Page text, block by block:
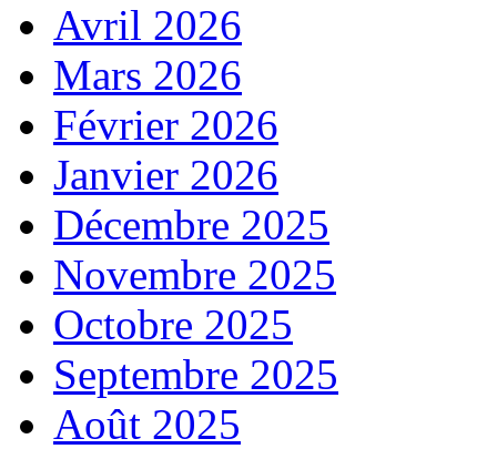
Avril 2026
Mars 2026
Février 2026
Janvier 2026
Décembre 2025
Novembre 2025
Octobre 2025
Septembre 2025
Août 2025